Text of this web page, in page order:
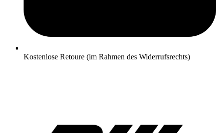
Kostenlose Retoure (im Rahmen des Widerrufsrechts)